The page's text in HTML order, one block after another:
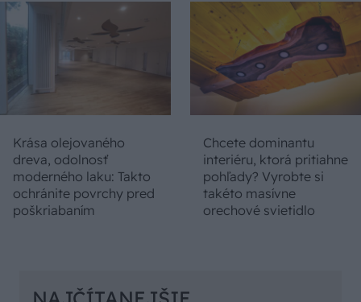
Krása olejovaného
dreva, odolnosť
moderného laku: Takto
ochránite povrchy pred
poškriabaním
Chcete dominantu
interiéru, ktorá pritiahne
pohľady? Vyrobte si
takéto masívne
orechové svietidlo